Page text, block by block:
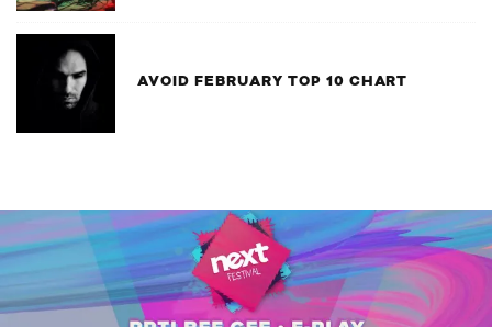
AVOID FEBRUARY TOP 10 CHART